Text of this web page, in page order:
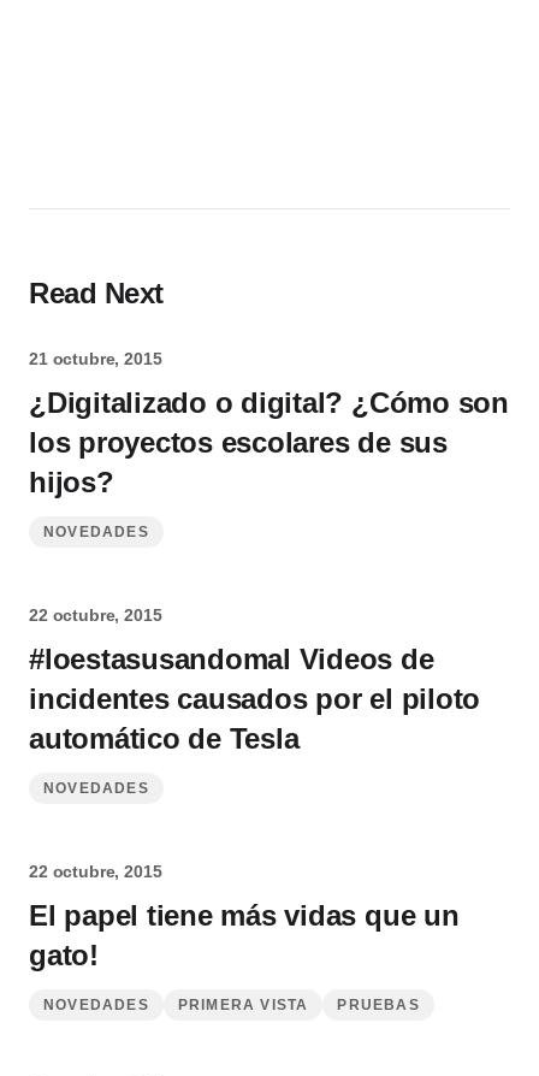
Read Next
21 octubre, 2015
¿Digitalizado o digital? ¿Cómo son
los proyectos escolares de sus
hijos?
NOVEDADES
22 octubre, 2015
#loestasusandomal Videos de
incidentes causados por el piloto
automático de Tesla
NOVEDADES
22 octubre, 2015
El papel tiene más vidas que un
gato!
NOVEDADES PRIMERA VISTA PRUEBAS